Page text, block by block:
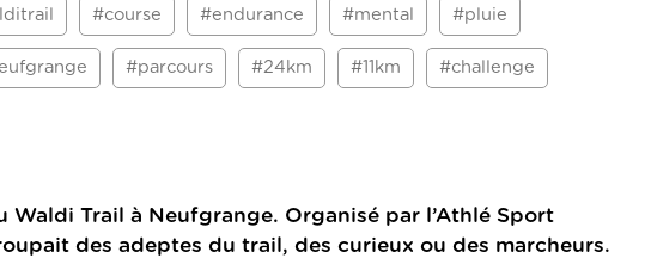
#course #endurance #mental #pluie
#parcours #24km #11km #challenge
Trail à Neufgrange. Organisé par l’Athlé Sport
des adeptes du trail, des curieux ou des marcheurs.